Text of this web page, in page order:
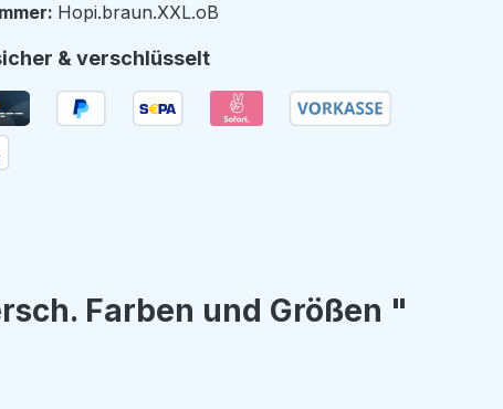
Hopi.braun.XXL.oB
& verschlüsselt
Farben und Größen "